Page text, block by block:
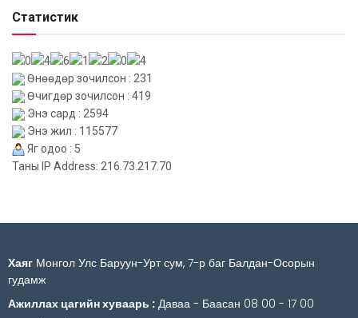
Статистик
Өнөөдөр зочилсон : 231
Өчигдөр зочилсон : 419
Энэ сард : 2594
Энэ жил : 115577
Яг одоо : 5
Таны IP Address: 216.73.217.70
Хаяг Монгол Улс Баруун-Урт сум, 7-р баг Балдан-Осорын
гудамж
Ажиллах цагийн хуваарь : Даваа - Баасан 08 00 - 17 00